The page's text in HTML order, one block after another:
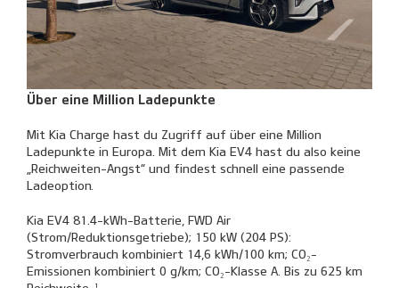
Über eine Million Ladepunkte
Mit Kia Charge hast du Zugriff auf über eine Million
Ladepunkte in Europa. Mit dem Kia EV4 hast du also keine
„Reichweiten-Angst“ und findest schnell eine passende
Ladeoption.
Kia EV4 81.4-kWh-Batterie, FWD Air
(Strom/Reduktionsgetriebe); 150 kW (204 PS):
Stromverbrauch kombiniert 14,6 kWh/100 km; CO₂-
Emissionen kombiniert 0 g/km; CO₂-Klasse A. Bis zu 625 km